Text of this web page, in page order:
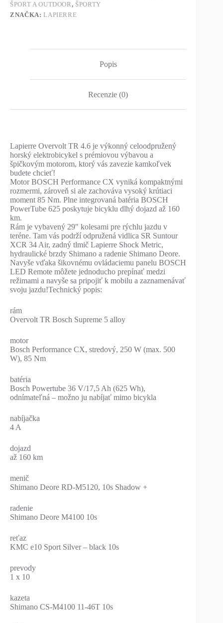
ŠPORT A OUTDOOR, ŠPORTY
ZNAČKA:LAPIERRE
Popis
Recenzie (0)
Lapierre Overvolt TR 4.6 je výkonný celoodpružený
horský elektrobicykel s prémiovou výbavou a
špičkovým motorom, ktorý vás zavezie kamkoľvek
budete chcieť!
Motor BOSCH Performance CX vyniká kompaktnými
rozmermi, zároveň si ale zachováva vysoký krútiaci
moment 85 Nm. Plne integrovaná batéria BOSCH
PowerTube 625 poskytuje bicyklu dlhý dojazd až 160
km.
Rám je vybavený 29" kolesami pre rýchlu jazdu v
teréne. Tam vás podrží odpružená vidlica SR Suntour
XCR 34 Air, zadný tlmič Lapierre Shock Metric,
hydraulické brzdy Shimano a radenie Shimano Deore.
Navyše vďaka šikovnému ovládaciemu panelu BOSCH
LED Remote môžete jednoducho prepínať medzi
režimami a navyše sa pripojiť k mobilu a zaznamenávať
svoju jazdu!Technický popis:
rám
Overvolt TR Bosch Supreme 5 alloy
motor
Bosch Performance CX, stredový, 250 W (max. 500
W), 85 Nm
batéria
Bosch Powertube 36 V/17,5 Ah (625 Wh),
odnímateľná – možno ju nabíjať mimo bicykla
nabíjačka
4 A
dojazd
až 160 km
menič
Shimano Deore RD-M5120, 10s Shadow +
radenie
Shimano Deore M4100 10s
reťaz
KMC e10 Sport Silver – black 10s
prevody
1 x 10
kazeta
Shimano CS-M4100 11-46T 10s